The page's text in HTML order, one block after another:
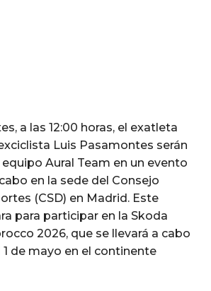
a las 12:00 horas, el exatleta
Luis Pasamontes serán
Aural Team en un evento
en la sede del Consejo
(CSD) en Madrid. Este
para participar en la Skoda
2026, que se llevará a cabo
1 de mayo en el continente